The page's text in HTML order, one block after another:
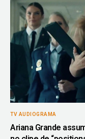
TV AUDIOGRAMA
Ariana Grande